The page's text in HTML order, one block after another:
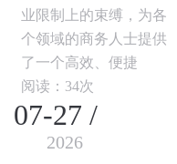
业限制上的束缚，为各
个领域的商务人士提供
了一个高效、便捷
阅读：34次
07-27 /
2026